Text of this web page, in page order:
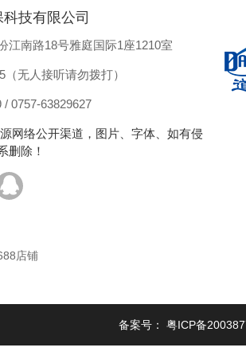
技有限公司
江南路18号雅庭国际1座1210室
无人接听请勿拨打）
/ 0757-63829627
网络公开渠道，图片、字体、如有侵
删除！
店铺
备案号： 粤ICP备